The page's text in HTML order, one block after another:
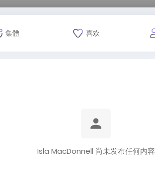
集體 喜欢
Isla MacDonnell 尚未发布任何内容